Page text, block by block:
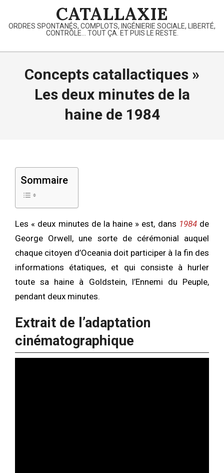
content
CATALLAXIE
ORDRES SPONTANÉS, COMPLOTS, INGÉNIERIE SOCIALE, LIBERTÉ,
CONTRÔLE… TOUT ÇA. ET PUIS LE RESTE.
Primary
Concepts catallactiques »
Les deux minutes de la
haine de 1984
Sommaire
Les « deux minutes de la haine » est, dans 1984de
George Orwell, une sorte de cérémonial auquel
chaque citoyen d’Oceania doit participer à la fin des
informations étatiques, et qui consiste à hurler
toute sa haine à Goldstein, l’Ennemi du Peuple,
pendant deux minutes.
Extrait de l’adaptation
cinématographique